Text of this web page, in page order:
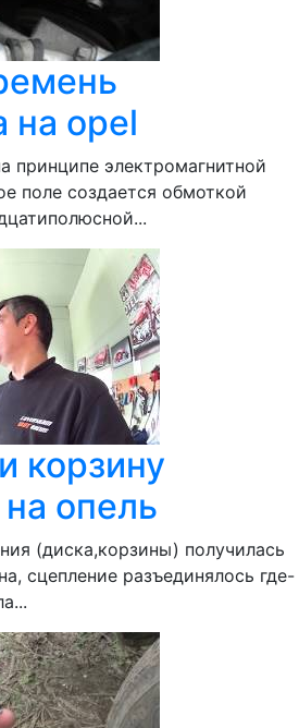
на opel
принципе электромагнитной
поле создается обмоткой
корзину
опель
(диска,корзины) получилась
сцепление разъединялось где-